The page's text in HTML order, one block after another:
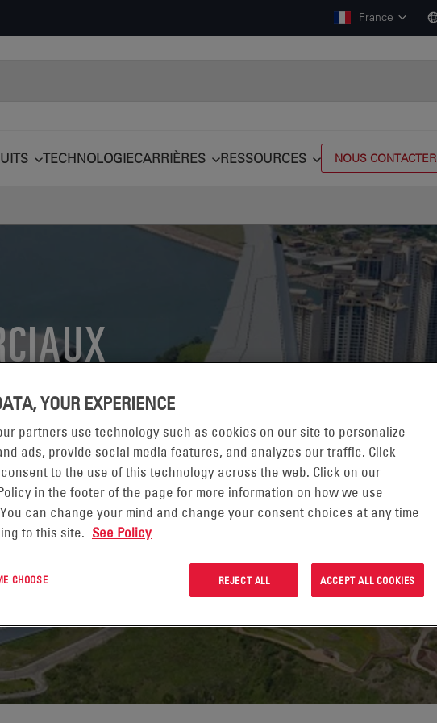
France
TECHNOLOGIECARRIÈRES RESSOURCES NOUS CONTACTER
en quelques
d’EnerSys®
le monde entier
d’EnerSys sont
des autorités
leur fiabilité
une puissance
YOUR EXPERIENCE
partners use technology such as cookies on our site to personalize
ads, provide social media features, and analyzes our traffic. Click
to the use of this technology across the web. Click on our
in the footer of the page for more information on how we use
can change your mind and change your consent choices at any time
to this site. See Policy
CHOOSE REJECT ALL ACCEPT ALL COOKIES